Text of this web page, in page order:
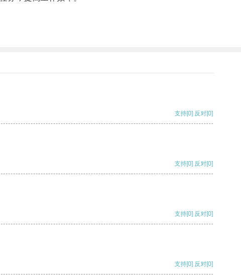
支持[0] 反对[0]
支持[0] 反对[0]
支持[0] 反对[0]
支持[0] 反对[0]